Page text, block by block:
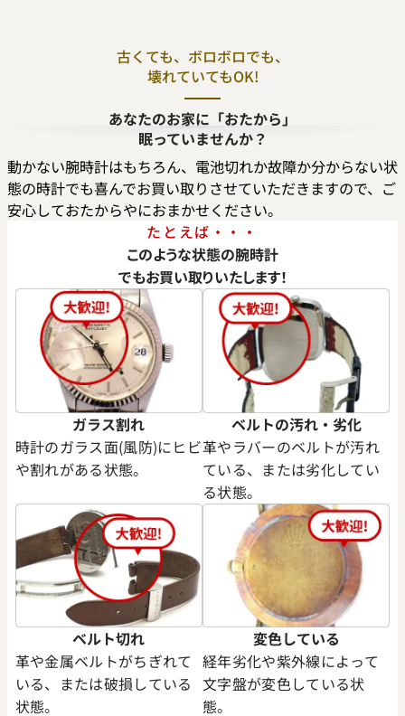
イトジャスト 126300 ネイ
格
日時点の参考買取価格です
ロレックス デイトジャスト
ルド
参考買取価格
2,554,000円
※2026年5月27日時点の参考
イトジャスト 126333 グレ
格
日時点の参考買取価格です
ロレックス デイトジャスト
ワイト文字盤
参考買取価格
2,790,000円
※2025年12月時点の参考買取
古くても、ボロボロでも、
壊れていてもOK!
あなたのお家に「おたから」
眠っていませんか？
動かない腕時計はもちろん、電池切れか故障か分からない状
態の時計でも喜んでお買い取りさせていただきますので、ご
安心しておたからやにおまかせください。
たとえば・・・
このような状態の腕時計
でもお買い取りいたします！
ガラス割れ
時計のガラス面(風防)にヒビ
や割れがある状態。
ベルトの汚れ・劣化
革やラバーのベルトが汚れ
ている、または劣化してい
る状態。
ベルト切れ
革や金属ベルトがちぎれて
いる、または破損している
状態。
変色している
経年劣化や紫外線によって
文字盤が変色している状
態。